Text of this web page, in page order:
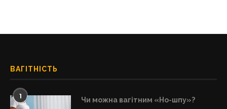
ВАГІТНІСТЬ
1 Чи можна вагітним «Но-шпу»?